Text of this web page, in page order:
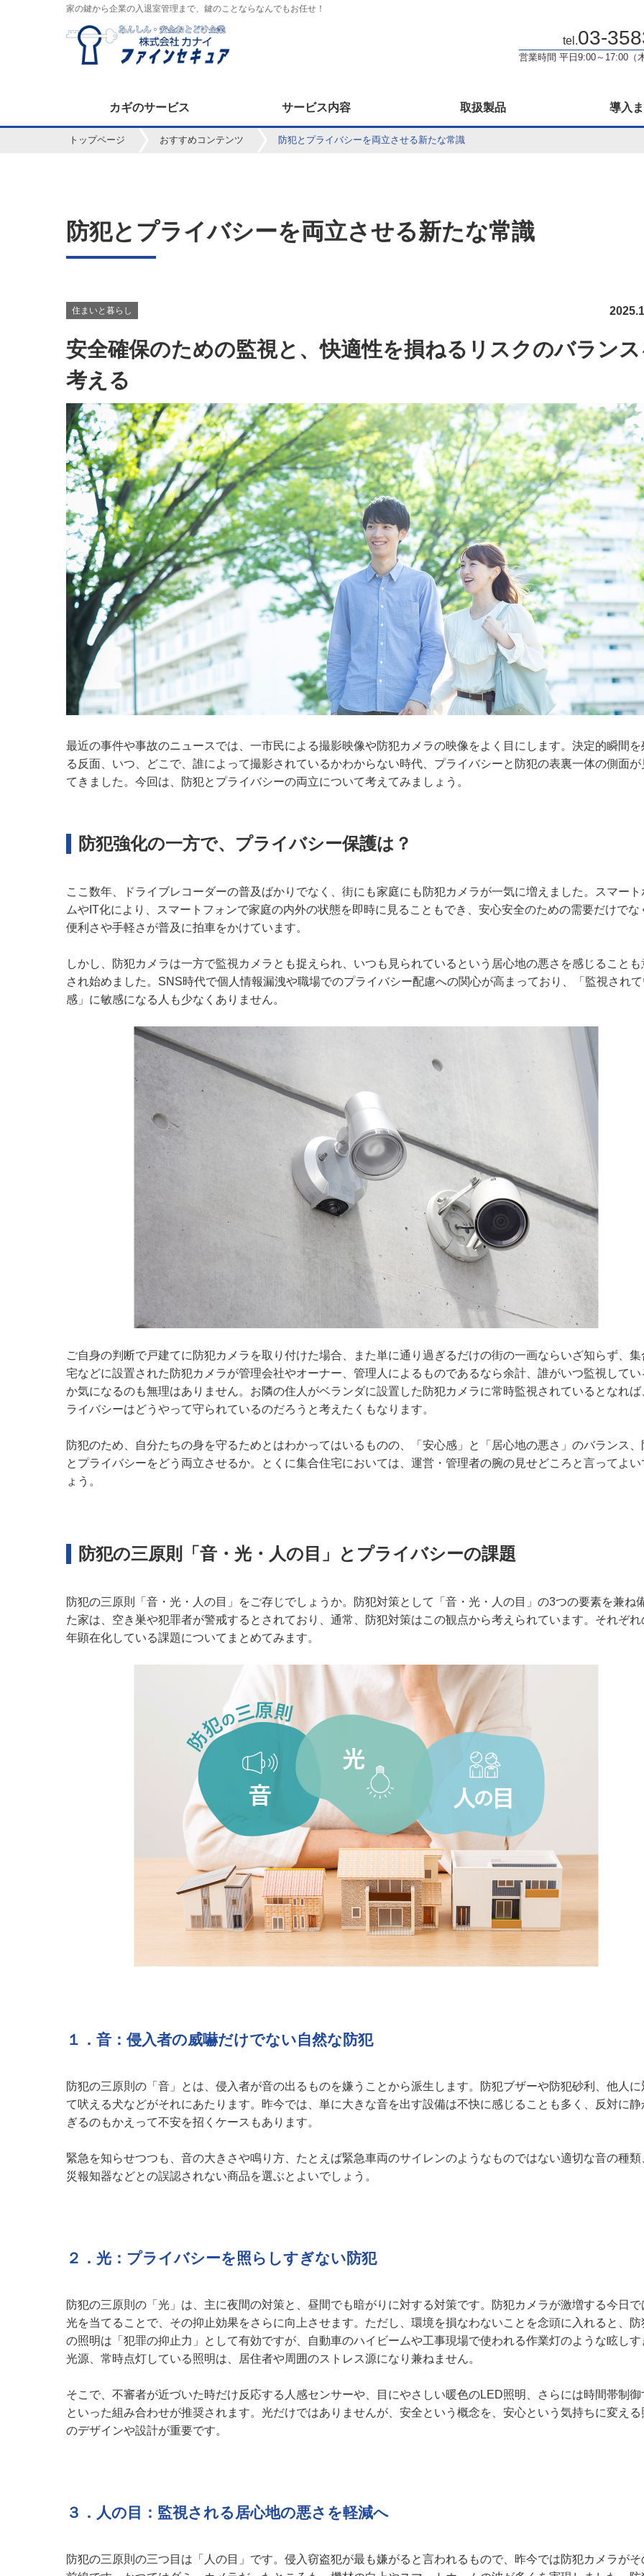
家の鍵から企業の入退室管理まで、鍵のことならなんでもお任せ！
tel.03-
営業時間 平日9:00～17:00（
カギのサービス サービス内容 取扱製品 導入
トップページ おすすめコンテンツ 防犯とプライバシーを両立させる新たな常識
防犯とプライバシーを両立させる新たな常識
住まいと暮らし
安全確保のための監視と、快適性を損ねるリスクのバラン
考える
最近の事件や事故のニュースでは、一市民による撮影映像や防犯カメラの映像をよく目にします。決定的瞬間を
る反面、いつ、どこで、誰によって撮影されているかわからない時代、プライバシーと防犯の表裏一体の側面が
てきました。今回は、防犯とプライバシーの両立について考えてみましょう。
防犯強化の一方で、プライバシー保護は？
ここ数年、ドライブレコーダーの普及ばかりでなく、街にも家庭にも防犯カメラが一気に増えました。スマート
ムやIT化により、スマートフォンで家庭の内外の状態を即時に見ることもでき、安心安全のための需要だけでな
便利さや手軽さが普及に拍車をかけています。
しかし、防犯カメラは一方で監視カメラとも捉えられ、いつも見られているという居心地の悪さを感じることも
され始めました。SNS時代で個人情報漏洩や職場でのプライバシー配慮への関心が高まっており、「監視され
感」に敏感になる人も少なくありません。
ご自身の判断で戸建てに防犯カメラを取り付けた場合、また単に通り過ぎるだけの街の一画ならいざ知らず、集
宅などに設置された防犯カメラが管理会社やオーナー、管理人によるものであるなら余計、誰がいつ監視してい
か気になるのも無理はありません。お隣の住人がベランダに設置した防犯カメラに常時監視されているとなれば
ライバシーはどうやって守られているのだろうと考えたくもなります。
防犯のため、自分たちの身を守るためとはわかってはいるものの、「安心感」と「居心地の悪さ」のバランス、
とプライバシーをどう両立させるか。とくに集合住宅においては、運営・管理者の腕の見せどころと言ってよい
ょう。
防犯の三原則「音・光・人の目」とプライバシーの課題
防犯の三原則「音・光・人の目」をご存じでしょうか。防犯対策として「音・光・人の目」の3つの要素を兼ね
た家は、空き巣や犯罪者が警戒するとされており、通常、防犯対策はこの観点から考えられています。それぞれ
年顕在化している課題についてまとめてみます。
１．音：侵入者の威嚇だけでない自然な防犯
防犯の三原則の「音」とは、侵入者が音の出るものを嫌うことから派生します。防犯ブザーや防犯砂利、他人に
て吠える犬などがそれにあたります。昨今では、単に大きな音を出す設備は不快に感じることも多く、反対に静
ぎるのもかえって不安を招くケースもあります。
緊急を知らせつつも、音の大きさや鳴り方、たとえば緊急車両のサイレンのようなものではない適切な音の種類
災報知器などとの誤認されない商品を選ぶとよいでしょう。
２．光：プライバシーを照らしすぎない防犯
防犯の三原則の「光」は、主に夜間の対策と、昼間でも暗がりに対する対策です。防犯カメラが激増する今日で
光を当てることで、その抑止効果をさらに向上させます。ただし、環境を損なわないことを念頭に入れると、防
の照明は「犯罪の抑止力」として有効ですが、自動車のハイビームや工事現場で使われる作業灯のような眩しす
光源、常時点灯している照明は、居住者や周囲のストレス源になり兼ねません。
そこで、不審者が近づいた時だけ反応する人感センサーや、目にやさしい暖色のLED照明、さらには時間帯制御
といった組み合わせが推奨されます。光だけではありませんが、安全という概念を、安心という気持ちに変える
のデザインや設計が重要です。
３．人の目：監視される居心地の悪さを軽減へ
防犯の三原則の三つ目は「人の目」です。侵入窃盗犯が最も嫌がると言われるもので、昨今では防犯カメラがそ